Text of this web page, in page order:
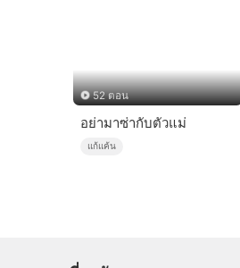
52 ตอน
อย่ามาซ่ากับตัวแม่
แก้แค้น